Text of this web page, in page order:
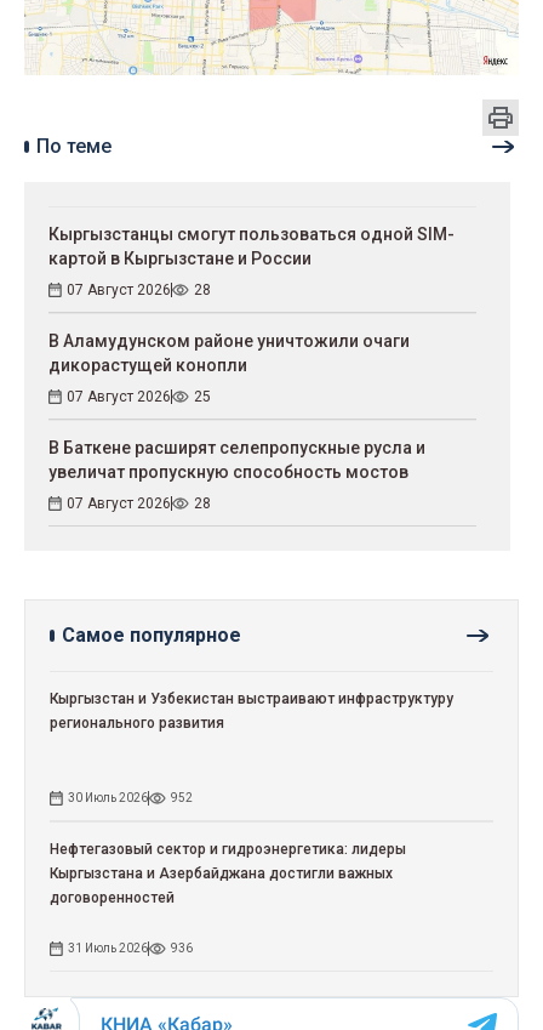
По теме
Кыргызстанцы смогут пользоваться одной SIM-
картой в Кыргызстане и России
07 Август 2026 28
В Аламудунском районе уничтожили очаги
дикорастущей конопли
07 Август 2026 25
В Баткене расширят селепропускные русла и
увеличат пропускную способность мостов
07 Август 2026 28
Самое популярное
Кыргызстан и Узбекистан выстраивают инфраструктуру
регионального развития
30 Июль 2026 952
Нефтегазовый сектор и гидроэнергетика: лидеры
Кыргызстана и Азербайджана достигли важных
договоренностей
31 Июль 2026 936